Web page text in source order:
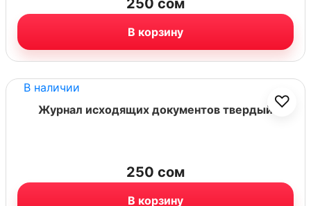
250 сом
В корзину
В наличии
♡
Журнал исходящих документов твердый
250 сом
В корзину